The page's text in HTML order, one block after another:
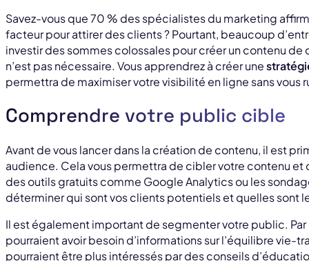
Savez-vous que 70 % des spécialistes du marketing
facteur pour attirer des clients ? Pourtant, beaucoup
investir des sommes colossales pour créer un contenu
n’est pas nécessaire. Vous apprendrez à créer une
permettra de maximiser votre visibilité en ligne sans vous
Comprendre votre public cible
Avant de vous lancer dans la création de contenu, il est
audience. Cela vous permettra de cibler votre contenu et
des outils gratuits comme Google Analytics ou les
déterminer qui sont vos clients potentiels et quelles sont
Il est également important de segmenter votre public.
pourraient avoir besoin d’informations sur l’équilibre vie-
pourraient être plus intéressés par des conseils